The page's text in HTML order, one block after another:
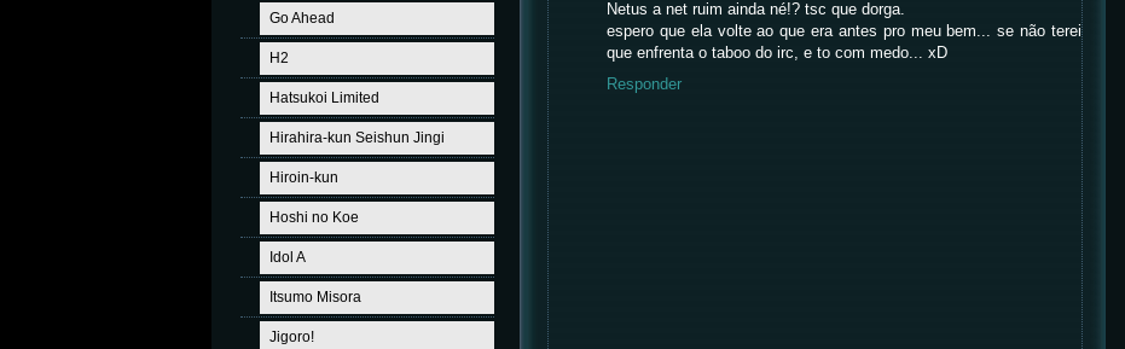
Go Ahead
H2
Hatsukoi Limited
Hirahira-kun Seishun Jingi
Hiroin-kun
Hoshi no Koe
Idol A
Itsumo Misora
Jigoro!
Netus a net ruim ainda né!? tsc que dorga.
espero que ela volte ao que era antes pro meu bem... se não terei
que enfrenta o taboo do irc, e to com medo... xD
Responder